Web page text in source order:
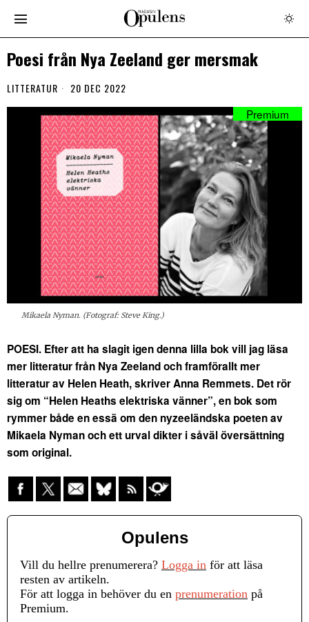
Poesi från Nya Zeeland ger mersmak
LITTERATUR 20 DEC 2022
Mikaela Nyman. (Fotograf: Steve King.)
POESI. Efter att ha slagit igen denna lilla bok vill jag läsa
mer litteratur från Nya Zeeland och framförallt mer
litteratur av Helen Heath, skriver Anna Remmets. Det rör
sig om “Helen Heaths elektriska vänner”, en bok som
rymmer både en essä om den nyzeeländska poeten av
Mikaela Nyman och ett urval dikter i såväl översättning
som original.
Opulens
Vill du hellre prenumerera? Logga in för att läsa
resten av artikeln.
För att logga in behöver du en prenumeration på
Premium.